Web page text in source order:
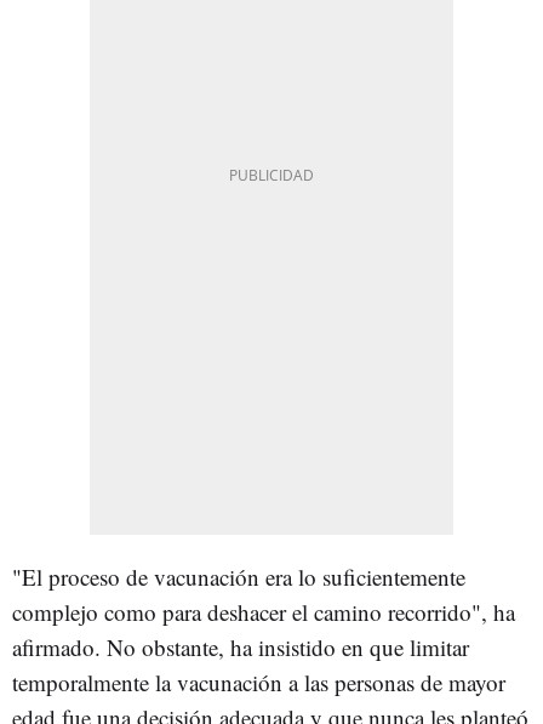
"El proceso de vacunación era lo suficientemente
complejo como para deshacer el camino recorrido", ha
afirmado. No obstante, ha insistido en que limitar
temporalmente la vacunación a las personas de mayor
edad fue una decisión adecuada y que nunca les planteó